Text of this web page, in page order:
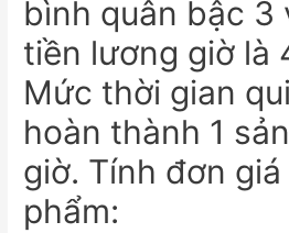
bình quân bậc 3
tiền lương giờ là
Mức thời gian
hoàn thành 1
giờ. Tính đơn
phẩm: